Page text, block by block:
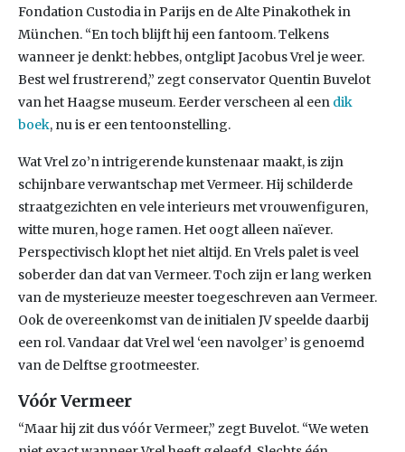
Fondation Custodia in Parijs en de Alte Pinakothek in
München. “En toch blijft hij een fantoom. Telkens
wanneer je denkt: hebbes, ontglipt Jacobus Vrel je weer.
Best wel frustrerend,” zegt conservator Quentin Buvelot
van het Haagse museum. Eerder verscheen al een dik
boek, nu is er een tentoonstelling.
Wat Vrel zo’n intrigerende kunstenaar maakt, is zijn
schijnbare verwantschap met Vermeer. Hij schilderde
straatgezichten en vele interieurs met vrouwenfiguren,
witte muren, hoge ramen. Het oogt alleen naïever.
Perspectivisch klopt het niet altijd. En Vrels palet is veel
soberder dan dat van Vermeer. Toch zijn er lang werken
van de mysterieuze meester toegeschreven aan Vermeer.
Ook de overeenkomst van de initialen JV speelde daarbij
een rol. Vandaar dat Vrel wel ‘een navolger’ is genoemd
van de Delftse grootmeester.
Vóór Vermeer
“Maar hij zit dus vóór Vermeer,” zegt Buvelot. “We weten